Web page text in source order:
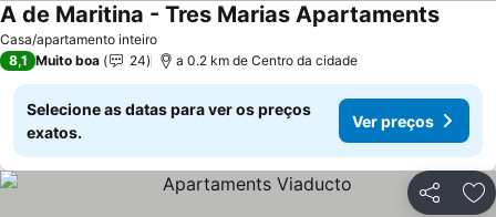
Casa/apartamento inteiro
A de Maritina - Tres Marias ApartamentsVer
8,1 Muito boa 24 a 0.2 km de Centro da cidade
Selecione as datas para ver os preços
exatos.
Ver preços
Partilhar